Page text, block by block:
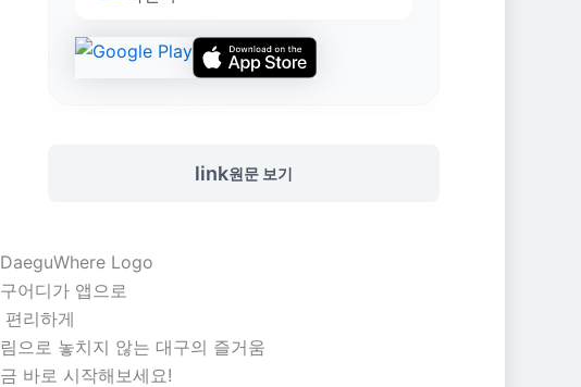
link원문 보기
어디가 앱으로
편리하게
으로 놓치지 않는 대구의 즐거움
바로 시작해보세요!